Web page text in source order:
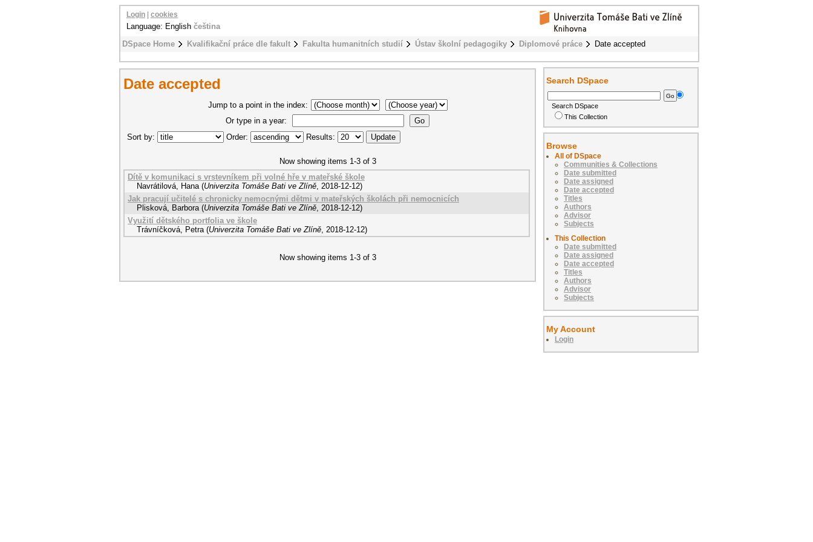
DSpace Home Kvalifikační práce dle fakult Fakulta humanitních studií Ústav školní pedagogiky Diplomové práce Date accepted
Login cookies
Language: English čeština
Date accepted
Jump to a point in the index:
Or type in a year:
Sort by:
Order: Results:
Now showing items 1-3 of 3
Dítě v komunikaci s vrstevníkem při volné hře v mateřské škole
Navrátilová, Hana (Univerzita Tomáše Bati ve Zlíně, 2018-12-12)
Jak pracují učitelé s chronicky nemocnými dětmi v mateřských školách při nemocnicích
Plisková, Barbora (Univerzita Tomáše Bati ve Zlíně, 2018-12-12)
Využití dětského portfolia ve škole
Trávníčková, Petra (Univerzita Tomáše Bati ve Zlíně, 2018-12-12)
Now showing items 1-3 of 3
Search DSpace
Search DSpace
This Collection
Browse
All of DSpace
Communities & Collections
Date submitted
Date assigned
Date accepted
Titles
Authors
Advisor
Subjects
This Collection
Date submitted
Date assigned
Date accepted
Titles
Authors
Advisor
Subjects
My Account
Login